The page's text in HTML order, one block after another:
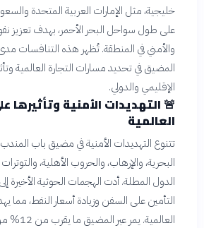
خليجية، مثل الإمارات العربية المتحدة
على طول سواحل البحر الأحمر، بهدف تعزيز
والأمني في المنطقة. تُظهر هذه التنافسات مدى
المضيق في تحديد مسارات التجارة العالمية
الإقليمي والدولي.
🚨 التهديدات الأمنية وتأثيرها
العالمية
تتنوع التهديدات الأمنية في مضيق باب
البحرية، والإرهاب، والحروب الأهلية،
الدول المطلة. أدت الهجمات الحوثية الأخيرة
التأمين على السفن وزيادة أسعار النفط، مما
العالمية.